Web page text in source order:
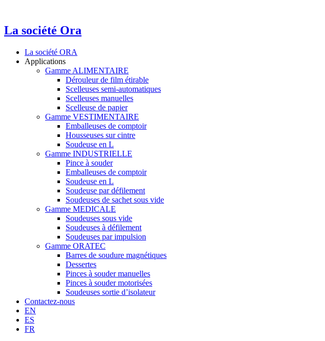
La société Ora
La société ORA
Applications
Gamme ALIMENTAIRE
Dérouleur de film étirable
Scelleuses semi-automatiques
Scelleuses manuelles
Scelleuse de papier
Gamme VESTIMENTAIRE
Emballeuses de comptoir
Housseuses sur cintre
Soudeuse en L
Gamme INDUSTRIELLE
Pince à souder
Emballeuses de comptoir
Soudeuse en L
Soudeuse par défilement
Soudeuses de sachet sous vide
Gamme MEDICALE
Soudeuses sous vide
Soudeuses à défilement
Soudeuses par impulsion
Gamme ORATEC
Barres de soudure magnétiques
Dessertes
Pinces à souder manuelles
Pinces à souder motorisées
Soudeuses sortie d’isolateur
Contactez-nous
EN
ES
FR